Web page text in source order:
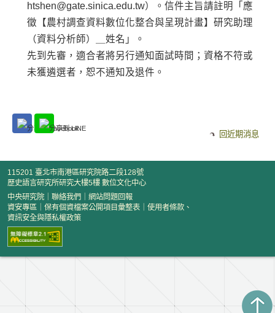
htshen@gate.sinica.edu.tw）。信件主旨請註明「應
徵【農村調查資料數位化整合與呈現計畫】研究助理
（資料分析師）＿姓名」。
先到先審，適合者將另行通知面試時間；資格不符或
未獲遴選者，恕不通知及退件。
回近期消息
115201 臺北市南港區研究院路二段128號
歷史語言研究所研究大樓5樓 數位文化中心
中央研究院
聯絡我們
網站問題回報
資安專區
保有個資檔案公開項目彙整表
使用者條款、
資訊安全與隱私權政策